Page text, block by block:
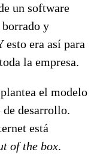
un software
borrado y
era así para
la empresa.
el modelo
desarrollo.
está
of the box.